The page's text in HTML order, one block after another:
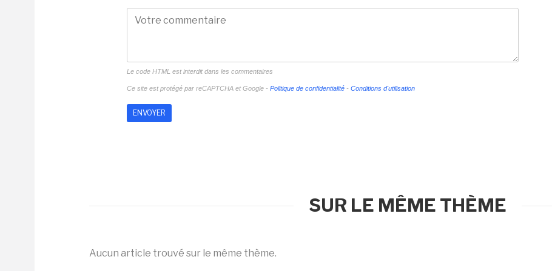
Le code HTML est interdit dans les commentaires
Ce site est protégé par reCAPTCHA et Google - Politique de confidentialité - Conditions d'utilisation
SUR LE MÊME THÈME
Aucun article trouvé sur le même thème.